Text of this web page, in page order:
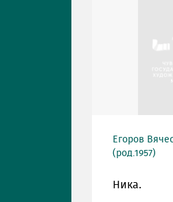
Егоров
(род.1957)
Ника.